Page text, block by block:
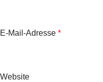
E-Mail-Adresse *
Website